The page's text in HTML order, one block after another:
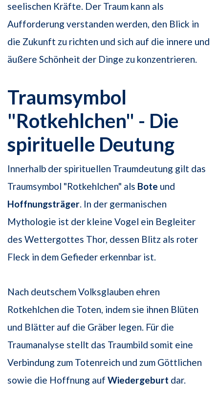
seelischen Kräfte. Der Traum kann als
Aufforderung verstanden werden, den Blick in
die Zukunft zu richten und sich auf die innere und
äußere Schönheit der Dinge zu konzentrieren.
Traumsymbol
"Rotkehlchen" - Die
spirituelle Deutung
Innerhalb der spirituellen Traumdeutung gilt das
Traumsymbol "Rotkehlchen" als Bote und
Hoffnungsträger. In der germanischen
Mythologie ist der kleine Vogel ein Begleiter
des Wettergottes Thor, dessen Blitz als roter
Fleck in dem Gefieder erkennbar ist.
Nach deutschem Volksglauben ehren
Rotkehlchen die Toten, indem sie ihnen Blüten
und Blätter auf die Gräber legen. Für die
Traumanalyse stellt das Traumbild somit eine
Verbindung zum Totenreich und zum Göttlichen
sowie die Hoffnung auf Wiedergeburt dar.